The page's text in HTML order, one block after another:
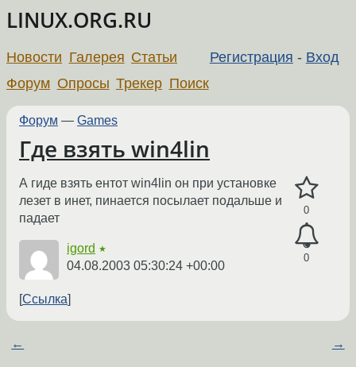
LINUX.ORG.RU
Регистрация - Вход
Новости Галерея Статьи
Форум Опросы Трекер Поиск
Форум — Games
Где взять win4lin
0
0
А гиде взять ентот win4lin он при установке
лезет в инет, пинается посылает подальше и
падает
igord ★
04.08.2003 05:30:24 +00:00
Ссылка
← →